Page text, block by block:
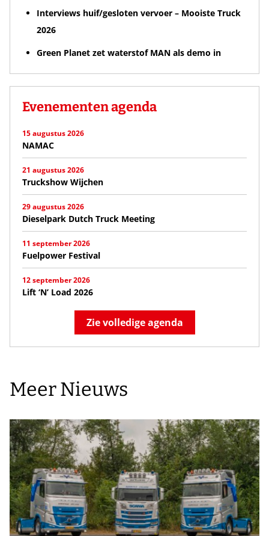
Interviews huif/gesloten vervoer – Mooiste Truck
2026
Green Planet zet waterstof MAN als demo in
Evenementen agenda
15 augustus 2026
NAMAC
21 augustus 2026
Truckshow Wijchen
29 augustus 2026
Dieselpark Dutch Truck Meeting
11 september 2026
Fuelpower Festival
12 september 2026
Lift ‘N’ Load 2026
Zie volledige agenda
Meer Nieuws